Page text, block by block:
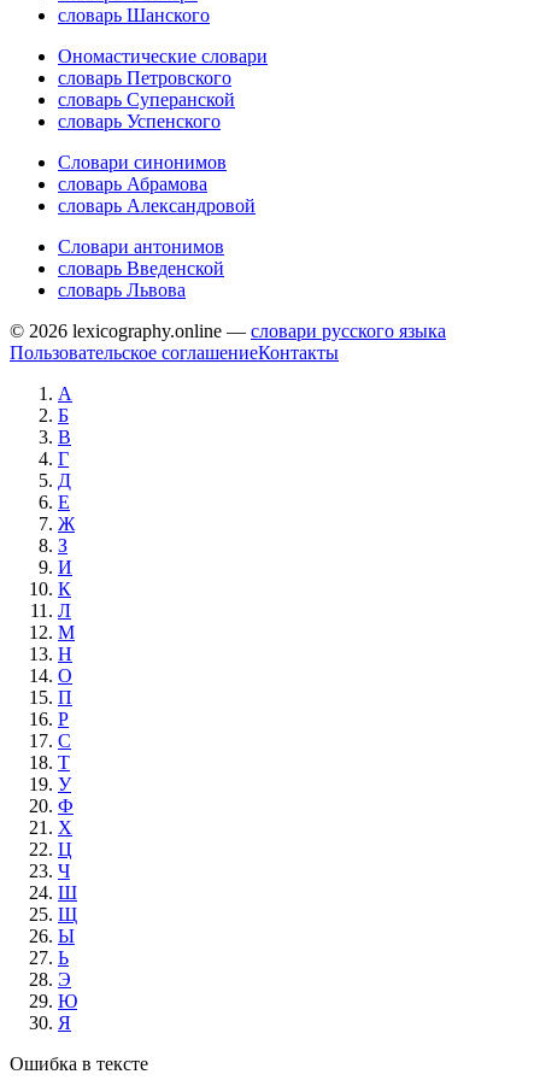
словарь Шанского
Ономастические словари
словарь Петровского
словарь Суперанской
словарь Успенского
Словари синонимов
словарь Абрамова
словарь Александровой
Словари антонимов
словарь Введенской
словарь Львова
© 2026 lexicography.online — словари русского языка
Пользовательское соглашениеКонтакты
А
Б
В
Г
Д
Е
Ж
З
И
К
Л
М
Н
О
П
Р
С
Т
У
Ф
Х
Ц
Ч
Ш
Щ
Ы
Ь
Э
Ю
Я
Ошибка в тексте